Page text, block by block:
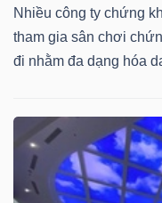
Nhiều công ty chứng
tham gia sân chơi
đi nhằm đa dạng hóa